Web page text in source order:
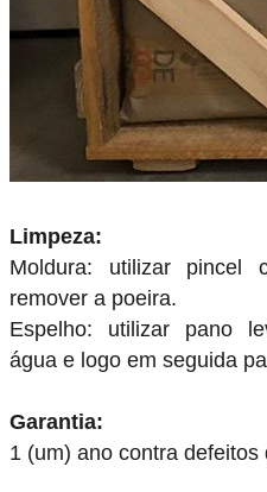
Limpeza:
Moldura: utilizar pincel
remover a poeira.
Espelho: utilizar pano
gua e logo em seguida
Garantia:
1 (um) ano contra defeitos